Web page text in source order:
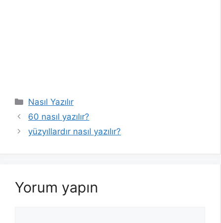
Kategoriler
Nasıl Yazılır
60 nasıl yazılır?
yüzyıllardır nasıl yazılır?
Yorum yapın